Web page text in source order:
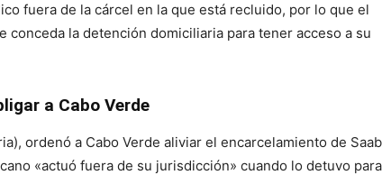
fuera de la cárcel en la que está recluido, por lo que el
conceda la detención domiciliaria para tener acceso a su
a Cabo Verde
ordenó a Cabo Verde aliviar el encarcelamiento de Saab
«actuó fuera de su jurisdicción» cuando lo detuvo para